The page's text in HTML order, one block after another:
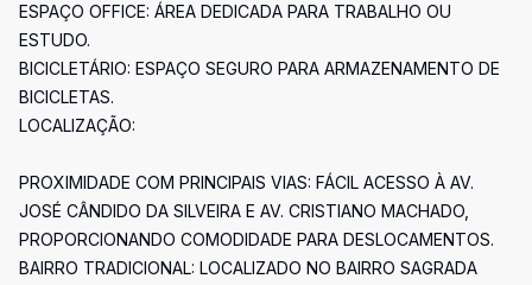
ESPAÇO OFFICE: ÁREA DEDICADA PARA TRABALHO OU
ESTUDO.
BICICLETÁRIO: ESPAÇO SEGURO PARA ARMAZENAMENTO DE
BICICLETAS.
LOCALIZAÇÃO:
PROXIMIDADE COM PRINCIPAIS VIAS: FÁCIL ACESSO À AV.
JOSÉ CÂNDIDO DA SILVEIRA E AV. CRISTIANO MACHADO,
PROPORCIONANDO COMODIDADE PARA DESLOCAMENTOS.
BAIRRO TRADICIONAL: LOCALIZADO NO BAIRRO SAGRADA